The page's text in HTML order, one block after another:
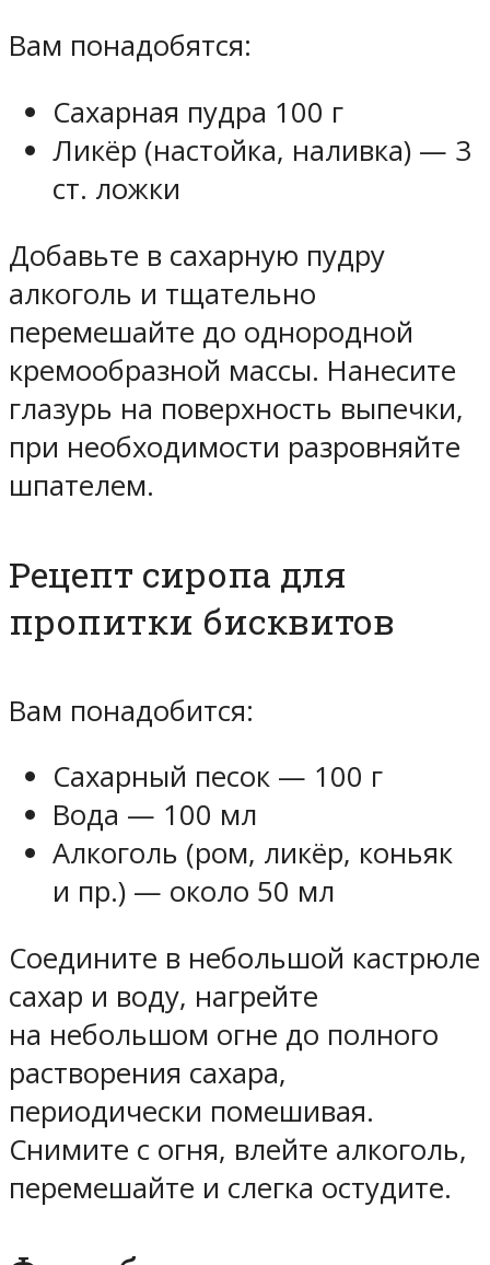
Вам понадобятся:
Сахарная пудра 100 г
Ликёр (настойка, наливка) — 3
ст. ложки
Добавьте в сахарную пудру
алкоголь и тщательно
перемешайте до однородной
кремообразной массы. Нанесите
глазурь на поверхность выпечки,
при необходимости разровняйте
шпателем.
Рецепт сиропа для
пропитки бисквитов
Вам понадобится:
Сахарный песок — 100 г
Вода — 100 мл
Алкоголь (ром, ликёр, коньяк
и пр.) — около 50 мл
Соедините в небольшой кастрюле
сахар и воду, нагрейте
на небольшом огне до полного
растворения сахара,
периодически помешивая.
Снимите с огня, влейте алкоголь,
перемешайте и слегка остудите.